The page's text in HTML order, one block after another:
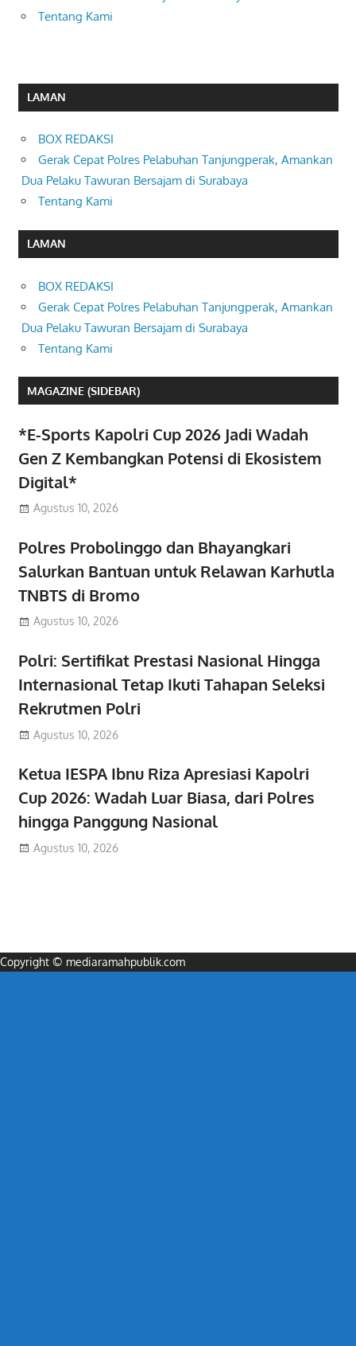
Tentang Kami
LAMAN
BOX REDAKSI
Gerak Cepat Polres Pelabuhan Tanjungperak, Amankan
Dua Pelaku Tawuran Bersajam di Surabaya
Tentang Kami
LAMAN
BOX REDAKSI
Gerak Cepat Polres Pelabuhan Tanjungperak, Amankan
Dua Pelaku Tawuran Bersajam di Surabaya
Tentang Kami
MAGAZINE (SIDEBAR)
*E-Sports Kapolri Cup 2026 Jadi Wadah
Gen Z Kembangkan Potensi di Ekosistem
Digital*
Agustus 10, 2026
Polres Probolinggo dan Bhayangkari
Salurkan Bantuan untuk Relawan Karhutla
TNBTS di Bromo
Agustus 10, 2026
Polri: Sertifikat Prestasi Nasional Hingga
Internasional Tetap Ikuti Tahapan Seleksi
Rekrutmen Polri
Agustus 10, 2026
Ketua IESPA Ibnu Riza Apresiasi Kapolri
Cup 2026: Wadah Luar Biasa, dari Polres
hingga Panggung Nasional
Agustus 10, 2026
Copyright © mediaramahpublik.com